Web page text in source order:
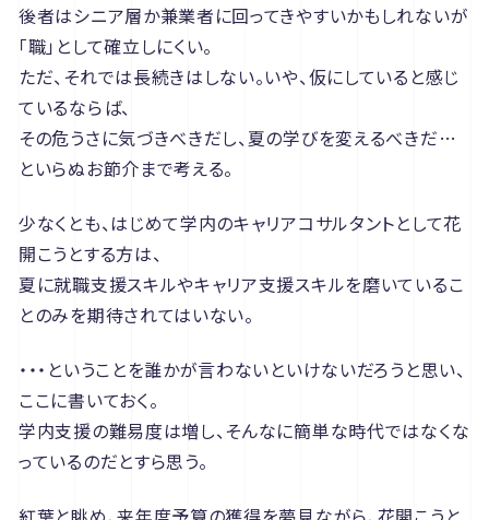
後者はシニア層か兼業者に回ってきやすいかもしれないが
「職」として確立しにくい。
ただ、それでは長続きはしない。いや、仮にしていると感じ
ているならば、
その危うさに気づきべきだし、夏の学びを変えるべきだ…
といらぬお節介まで考える。
少なくとも、はじめて学内のキャリアコサルタントとして花
開こうとする方は、
夏に就職支援スキルやキャリア支援スキルを磨いているこ
とのみを期待されてはいない。
・・・ということを誰かが言わないといけないだろうと思い、
ここに書いておく。
学内支援の難易度は増し、そんなに簡単な時代ではなくな
っているのだとすら思う。